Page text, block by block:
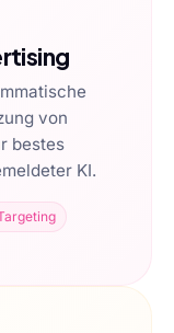
von
bestes
KI.